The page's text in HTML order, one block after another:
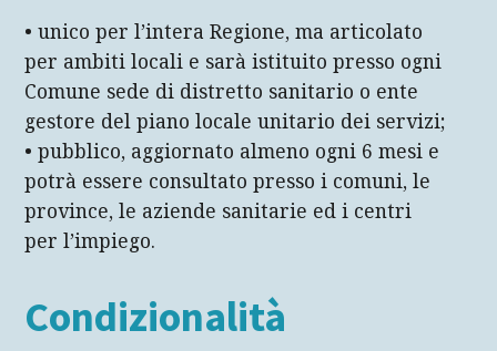
• unico per l’intera Regione, ma articolato
per ambiti locali e sarà istituito presso ogni
Comune sede di distretto sanitario o ente
gestore del piano locale unitario dei servizi;
• pubblico, aggiornato almeno ogni 6 mesi e
potrà essere consultato presso i comuni, le
province, le aziende sanitarie ed i centri
per l’impiego.
Condizionalità